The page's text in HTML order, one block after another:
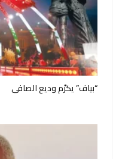
“بياف” يكرّم وديع الصافي